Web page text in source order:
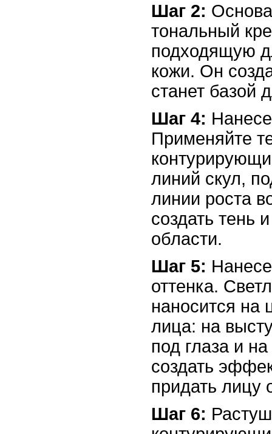
Шаг 2:
тональный
подходящую
кожи. Он
станет базой
Шаг 4:
Применяйте
линий скул,
линии роста
создать тень
области.
Шаг 5:
оттенка.
наносится на
лица: на
под глаза и
создать
придать лицу
Шаг 6: